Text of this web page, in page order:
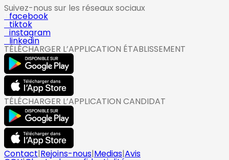
Suivez-nous sur les réseaux sociaux
facebook
tiktok
instagram
linkedin
TÉLÉCHARGER L’APPLICATION ÉTABLISSEMENT
TÉLÉCHARGER L’APPLICATION CANDIDAT
Contact|Rejoins-nous|Medias|Avis